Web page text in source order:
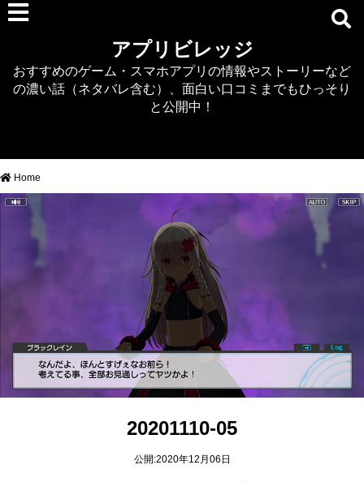
デタリキZ
アナザーエデン
RTS/MOBA
アクション
DEAD OR ALIVE XVV
ノベル
アプリビレッジ
おすすめのゲーム・スマホアプリの情報やストーリーなど
の濃い話（ネタバレ含む）、面白い口コミまでもひっそり
と公開中！
Home
20201110-05
公開:2020年12月06日